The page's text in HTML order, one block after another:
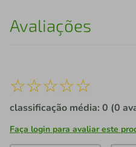
Avaliações
☆☆☆☆☆
classificação média: 0 (0
Faça login para avaliar este